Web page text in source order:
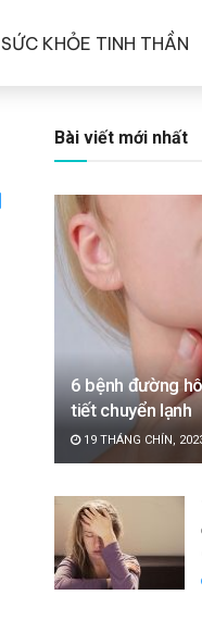
SỨC KHỎE TINH THẦN
Bài viết mới nhất
6 bệnh đường
tiết chuyển lạnh
19 THÁNG CHÍN,